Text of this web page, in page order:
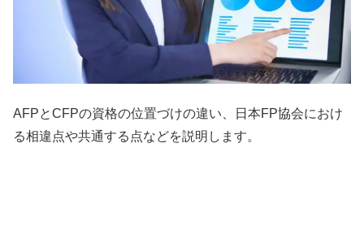
AFPとCFPの資格の位置づけの違い、日本FP協会におけ
る相違点や共通する点などを説明します。